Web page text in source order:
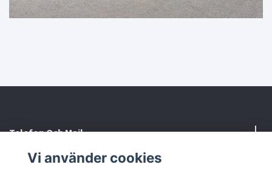
Telefon Och Mail
Kontaktformulär
Vi använder cookies